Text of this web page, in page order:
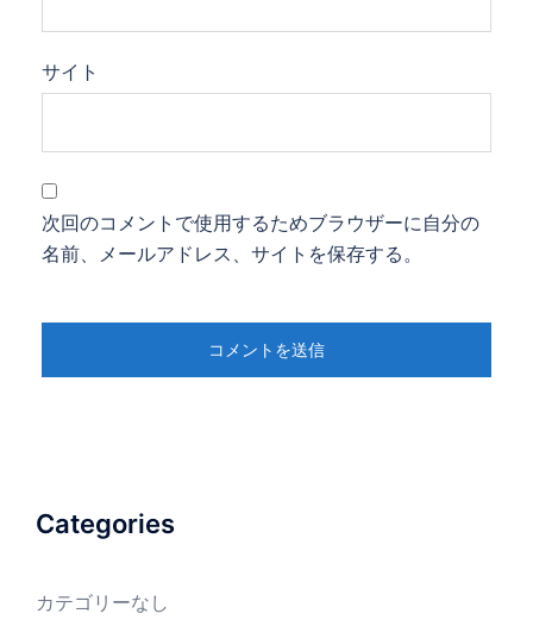
サイト
次回のコメントで使用するためブラウザーに自分の
名前、メールアドレス、サイトを保存する。
Categories
カテゴリーなし